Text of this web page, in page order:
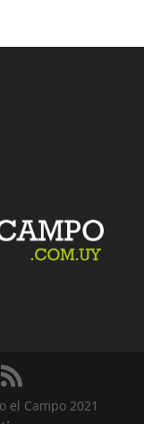
el Campo 2021